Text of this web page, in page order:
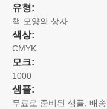
유형:
책 모양의 상자
색상:
CMYK
모크:
1000
샘플:
무료로 준비된 샘플, 배